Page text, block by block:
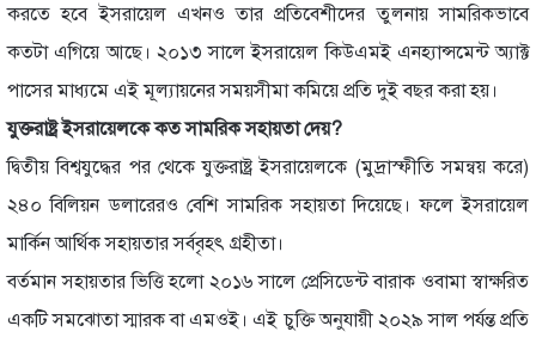
করতে হবে ইসরায়েল এখনও তার প্রতিবেশীদের তুলনায় সামরিকভাবে
কতটা এগিয়ে আছে। ২০১৩ সালে ইসরায়েল কিউএমই এনহ্যান্সমেন্ট অ্যাক্ট
পাসের মাধ্যমে এই মূল্যায়নের সময়সীমা কমিয়ে প্রতি দুই বছর করা হয়।
যুক্তরাষ্ট্র ইসরায়েলকে কত সামরিক সহায়তা দেয়?
দ্বিতীয় বিশ্বযুদ্ধের পর থেকে যুক্তরাষ্ট্র ইসরায়েলকে (মুদ্রাস্ফীতি সমন্বয় করে)
২৪০ বিলিয়ন ডলারেরও বেশি সামরিক সহায়তা দিয়েছে। ফলে ইসরায়েল
মার্কিন আর্থিক সহায়তার সর্ববৃহৎ গ্রহীতা।
বর্তমান সহায়তার ভিত্তি হলো ২০১৬ সালে প্রেসিডেন্ট বারাক ওবামা স্বাক্ষরিত
একটি সমঝোতা স্মারক বা এমওই। এই চুক্তি অনুযায়ী ২০২৯ সাল পর্যন্ত প্রতি